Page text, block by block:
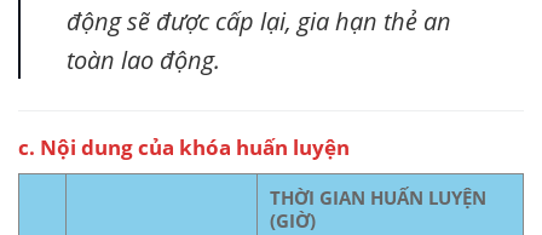
động sẽ được cấp lại, gia hạn thẻ an
toàn lao động.
c. Nội dung của khóa huấn luyện
THỜI GIAN HUẤN LUYỆN
(GIỜ)